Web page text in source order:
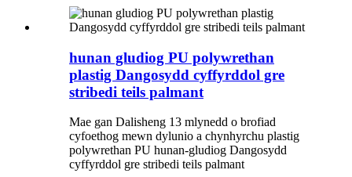
hunan gludiog PU polywrethan
plastig Dangosydd cyffyrddol gre
stribedi teils palmant
Mae gan Dalisheng 13 mlynedd o brofiad
cyfoethog mewn dylunio a chynhyrchu plastig
polywrethan PU hunan-gludiog Dangosydd
cyffyrddol gre stribedi teils palmant